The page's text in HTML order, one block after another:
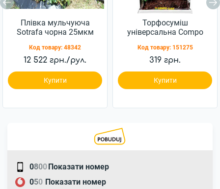
Плівка мульчуюча
Sotrafa чорна 25мкм
1,2х1000 м
Код товару: 48342
12 522 грн./рул.
Купити
Торфосуміш
універсальна Compo
Код товару: 151275
319 грн.
Купити
0800Показати номер
050 Показати номер